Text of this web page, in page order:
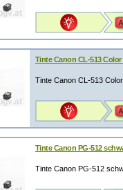
Tinte Canon CL-513 Color
Tinte Canon CL-513
Tinte Canon PG-512
Tinte Canon PG-512